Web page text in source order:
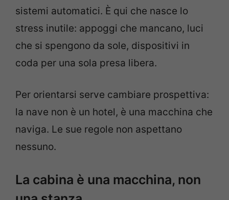
sistemi automatici. È qui che nasce lo
stress inutile: appoggi che mancano, luci
che si spengono da sole, dispositivi in
coda per una sola presa libera.
Per orientarsi serve cambiare prospettiva:
la nave non è un hotel, è una macchina che
naviga. Le sue regole non aspettano
nessuno.
La cabina è una macchina, non